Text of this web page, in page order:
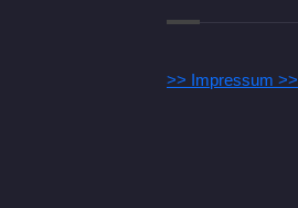
>> Impressum >>